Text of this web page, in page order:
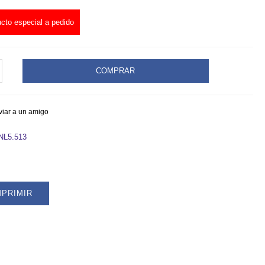
especial a pedido
COMPRAR
a un amigo